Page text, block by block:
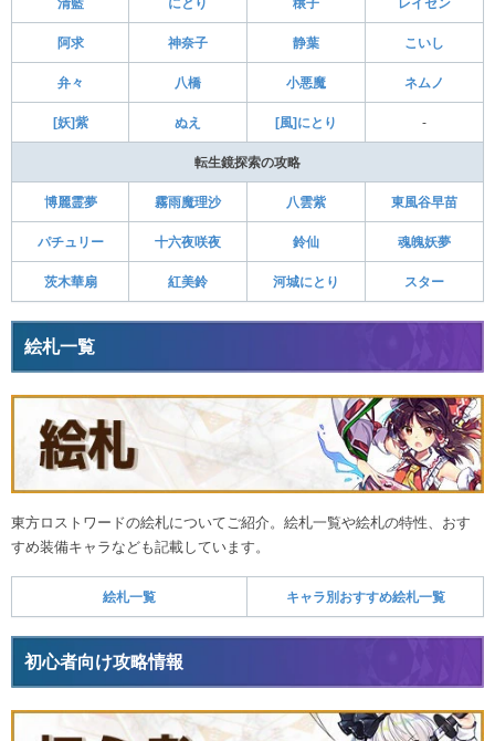
清藍 にとり 穣子 レイセン
阿求 神奈子 静葉 こいし
弁々 八橋 小悪魔 ネムノ
[妖]紫 ぬえ [風]にとり -
転生鏡探索の攻略
博麗霊夢 霧雨魔理沙 八雲紫 東風谷早苗
パチュリー 十六夜咲夜 鈴仙 魂魄妖夢
茨木華扇 紅美鈴 河城にとり スター
絵札一覧
東方ロストワードの絵札についてご紹介。絵札一覧や絵札の特性、おす
すめ装備キャラなども記載しています。
絵札一覧 キャラ別おすすめ絵札一覧
初心者向け攻略情報